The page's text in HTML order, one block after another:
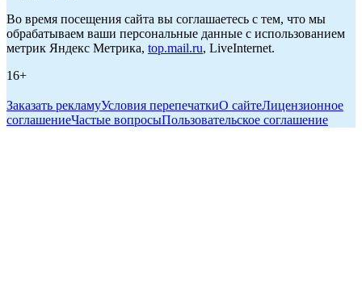
Во время посещения сайта вы соглашаетесь с тем, что мы
обрабатываем ваши персональные данные с использованием
метрик Яндекс Метрика, top.mail.ru, LiveInternet.
16+
Заказать рекламуУсловия перепечаткиО сайтеЛицензионное
соглашениеЧастые вопросыПользовательское соглашение